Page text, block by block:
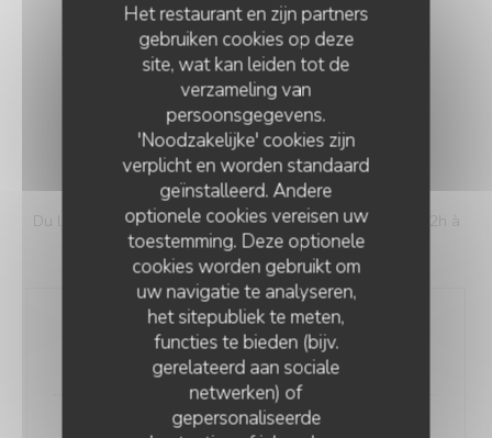
Het restaurant en zijn partners
gebruiken cookies op deze
site, wat kan leiden tot de
verzameling van
persoonsgegevens.
'Noodzakelijke' cookies zijn
verplicht en worden standaard
geïnstalleerd. Andere
optionele cookies vereisen uw
toestemming. Deze optionele
cookies worden gebruikt om
uw navigatie te analyseren,
het sitepubliek te meten,
functies te bieden (bijv.
gerelateerd aan sociale
netwerken) of
gepersonaliseerde
MENU BOUILLON
FORMULE
Du lundi au vendredi sauf jours fériés et week-ends de 12h à
14h30
Entrée + Plat
21,90 EUR